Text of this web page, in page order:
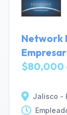
Network
$80,000
Jalisco -